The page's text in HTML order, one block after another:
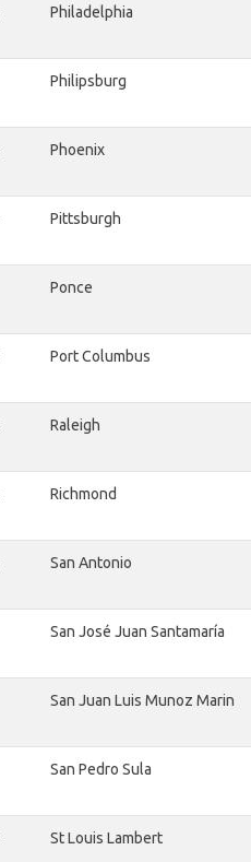
Philadelphia
Philipsburg
Phoenix
Pittsburgh
Ponce
Port Columbus
Raleigh
Richmond
San Antonio
San José Juan Santamaría
San Juan Luis Munoz Marin
San Pedro Sula
St Louis Lambert